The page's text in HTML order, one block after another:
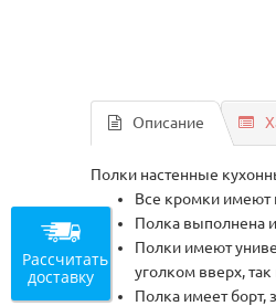
Описание
Полки настенные
Все кромки имеют
Полка выполнена
Полки имеют
уголком вверх,
Полка имеет борт,
Рассчитать
доставку